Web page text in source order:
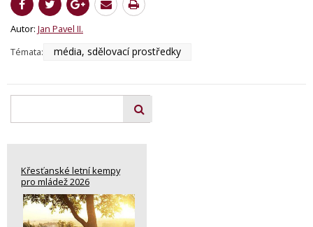
Autor: Jan Pavel II.
Témata:
média, sdělovací prostředky
Křesťanské letní kempy
pro mládež 2026